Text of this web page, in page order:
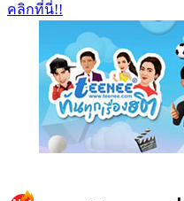
คลิกที่นี่!!